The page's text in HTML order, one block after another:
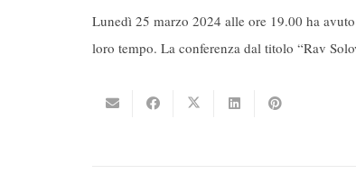
Lunedì 25 marzo 2024 alle ore 19.00 ha
loro tempo. La conferenza dal titolo “Rav